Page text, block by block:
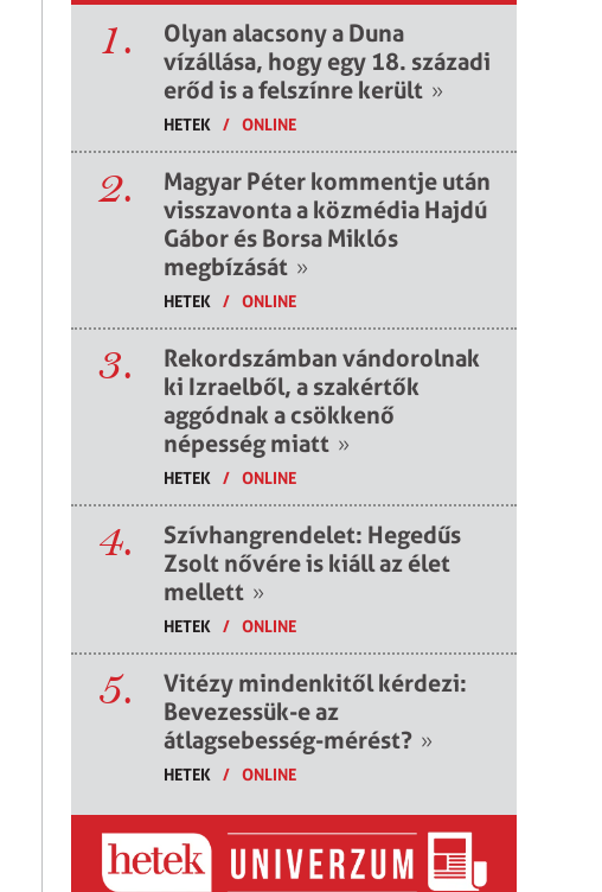
1.
Olyan alacsony a Duna
vízállása, hogy egy 18. századi
erőd is a felszínre került »
HETEK / ONLINE
2.
Magyar Péter kommentje után
visszavonta a közmédia Hajdú
Gábor és Borsa Miklós
megbízását »
HETEK / ONLINE
3.
Rekordszámban vándorolnak
ki Izraelből, a szakértők
aggódnak a csökkenő
népesség miatt »
HETEK / ONLINE
4.
Szívhangrendelet: Hegedűs
Zsolt nővére is kiáll az élet
mellett »
HETEK / ONLINE
5.
Vitézy mindenkitől kérdezi:
Bevezessük-e az
átlagsebesség-mérést? »
HETEK / ONLINE